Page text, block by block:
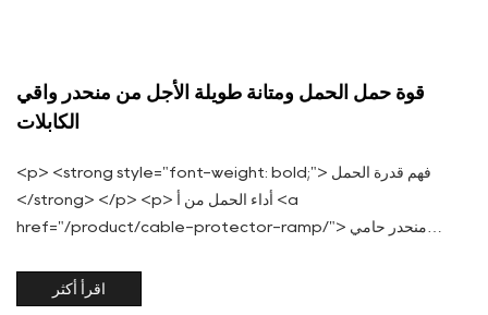
قوة حمل الحمل ومتانة طويلة الأجل من منحدر واقي
الكابلات
<p> <strong style="font-weight: bold;"> فهم قدرة الحمل
</strong> </p> <p> أداء الحمل من أ <a
href="/product/cable-protector-ramp/"> منحدر حامي
اقرأ أكثر